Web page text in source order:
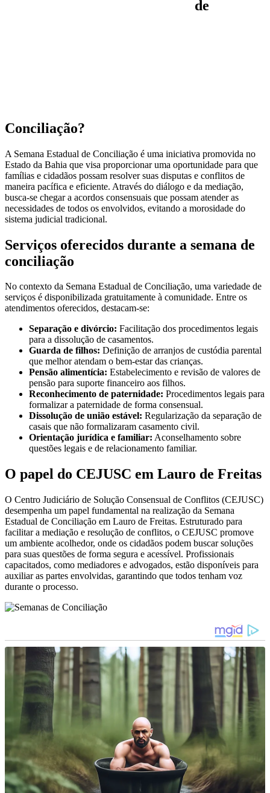
de
Conciliação?
A Semana Estadual de Conciliação é uma iniciativa promovida no
Estado da Bahia que visa proporcionar uma oportunidade para que
famílias e cidadãos possam resolver suas disputas e conflitos de
maneira pacífica e eficiente. Através do diálogo e da mediação,
busca-se chegar a acordos consensuais que possam atender as
necessidades de todos os envolvidos, evitando a morosidade do
sistema judicial tradicional.
Serviços oferecidos durante a semana de
conciliação
No contexto da Semana Estadual de Conciliação, uma variedade de
serviços é disponibilizada gratuitamente à comunidade. Entre os
atendimentos oferecidos, destacam-se:
Separação e divórcio: Facilitação dos procedimentos legais
para a dissolução de casamentos.
Guarda de filhos: Definição de arranjos de custódia parental
que melhor atendam o bem-estar das crianças.
Pensão alimentícia: Estabelecimento e revisão de valores de
pensão para suporte financeiro aos filhos.
Reconhecimento de paternidade: Procedimentos legais para
formalizar a paternidade de forma consensual.
Dissolução de união estável: Regularização da separação de
casais que não formalizaram casamento civil.
Orientação jurídica e familiar: Aconselhamento sobre
questões legais e de relacionamento familiar.
O papel do CEJUSC em Lauro de Freitas
O Centro Judiciário de Solução Consensual de Conflitos (CEJUSC)
desempenha um papel fundamental na realização da Semana
Estadual de Conciliação em Lauro de Freitas. Estruturado para
facilitar a mediação e resolução de conflitos, o CEJUSC promove
um ambiente acolhedor, onde os cidadãos podem buscar soluções
para suas questões de forma segura e acessível. Profissionais
capacitados, como mediadores e advogados, estão disponíveis para
auxiliar as partes envolvidas, garantindo que todos tenham voz
durante o processo.